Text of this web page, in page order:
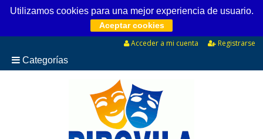
Utilizamos cookies para una mejor experiencia de usuario.
Aceptar cookies
Acceder a mi cuenta
Registrarse
Categorías